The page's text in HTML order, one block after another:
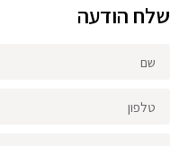
שלח הודעה